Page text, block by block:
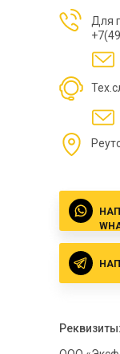
Для
Реквизиты: